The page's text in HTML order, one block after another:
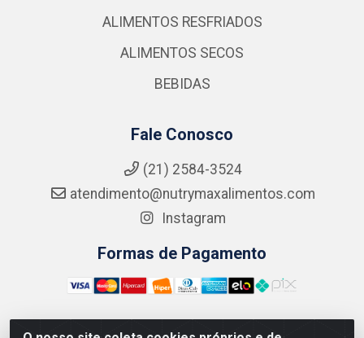
ALIMENTOS RESFRIADOS
ALIMENTOS SECOS
BEBIDAS
Fale Conosco
(21) 2584-3524
atendimento@nutrymaxalimentos.com
Instagram
Formas de Pagamento